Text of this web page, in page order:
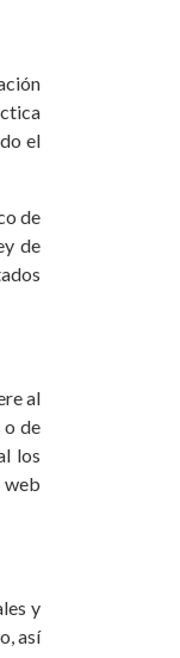
el
de
de
al
o de
los
web
y
así